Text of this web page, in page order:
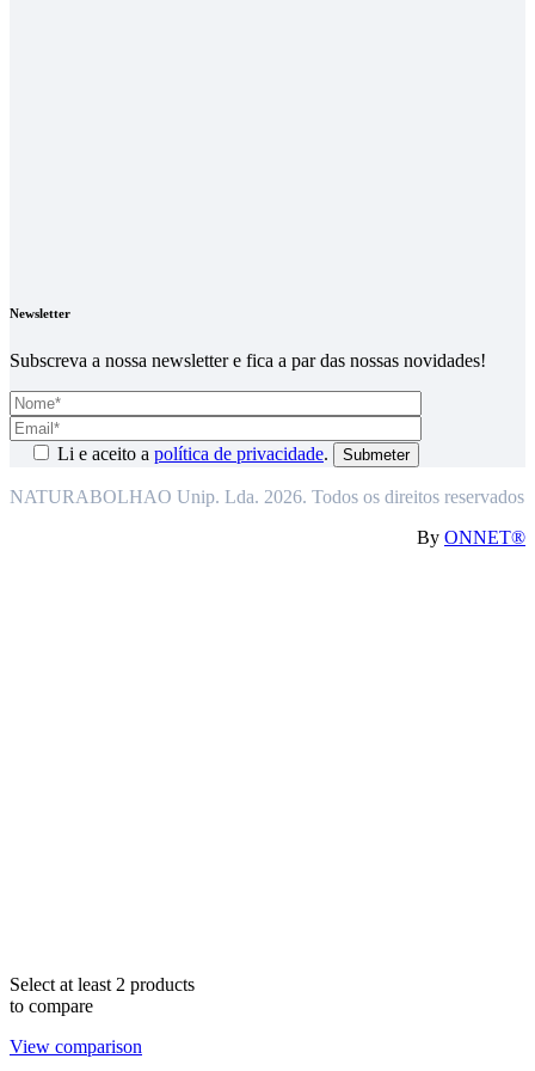
Newsletter
Subscreva a nossa newsletter e fica a par das nossas novidades!
Li e aceito a política de privacidade.
NATURABOLHAO Unip. Lda. 2026. Todos os direitos reservados
By ONNET®
Select at least 2 products
to compare
View comparison